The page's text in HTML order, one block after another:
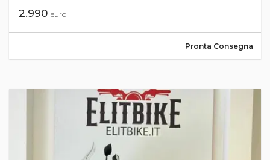
2.990 euro
Pronta Consegna